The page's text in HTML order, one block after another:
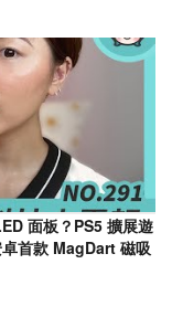
面板？PS5 擴展遊
首款 MagDart 磁吸